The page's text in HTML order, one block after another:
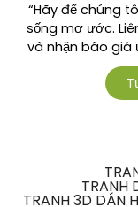
“Hãy để chúng
sống mơ ước.
và nhận báo giá
TRANH
TRANH 3D DÁN